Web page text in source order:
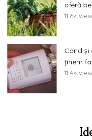
oferă
11.6k
Când și
ținem
11.4k